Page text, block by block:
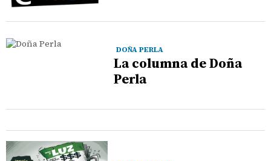
DOÑA PERLA
La columna de Doña
Perla